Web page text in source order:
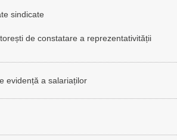
sindicate
de constatare a reprezentativității
evidență a salariaților